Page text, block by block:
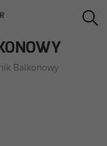
Balkonowy